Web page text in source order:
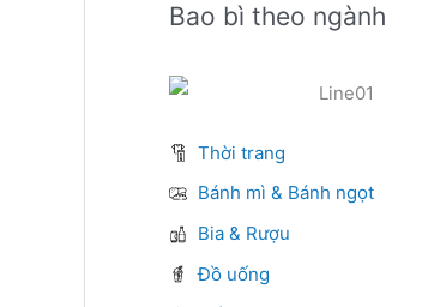
Bao bì theo ngành
Thời trang
Bánh mì & Bánh ngọt
Bia & Rượu
Đồ uống